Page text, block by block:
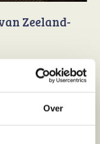
Over
Zeeland-
und um das
das Museum
alles über die